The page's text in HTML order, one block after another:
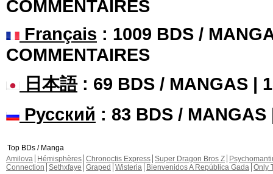
COMMENTAIRES
Français : 1009 BDS /
COMMENTAIRES
日本語: 69 BDS / MANGAS |
Русский : 83 BDS / MANGAS
Top BDs / Manga
Amilova
Hémisphères Chronoctis Express Super Dragon Bros Z
Connection Sethxfaye Graped Wisteria Bienvenidos A República Gada Only